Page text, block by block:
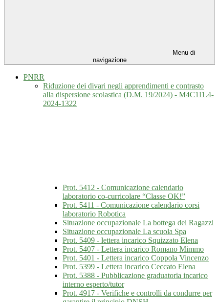
Menu di
navigazione
PNRR
Riduzione dei divari negli apprendimenti e contrasto
alla dispersione scolastica (D.M. 19/2024) - M4C1I1.4-
2024-1322
Prot. 5412 - Comunicazione calendario
laboratorio co-curricolare “Classe OK!”
Prot. 5411 - Comunicazione calendario corsi
laboratorio Robotica
Situazione occupazionale La bottega dei Ragazzi
Situazione occupazionale La scuola Spa
Prot. 5409 - lettera incarico Squizzato Elena
Prot. 5407 - Lettera incarico Romano Mimmo
Prot. 5401 - Lettera incarico Coppola Vincenzo
Prot. 5399 - Lettera incarico Ceccato Elena
Prot. 5388 - Pubblicazione graduatoria incarico
interno esperto/tutor
Prot. 4917 - Verifiche e controlli da condurre per